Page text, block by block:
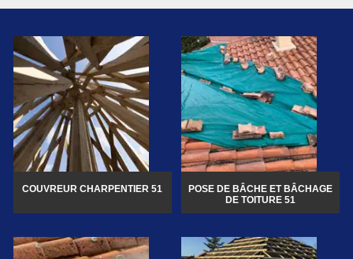
COUVREUR CHARPENTIER 51
POSE DE BÂCHE ET BÂCHAGE
DE TOITURE 51